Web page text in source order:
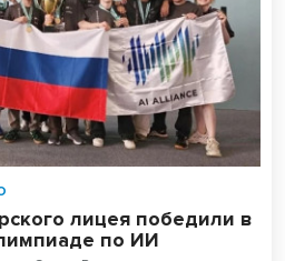
лицея победили в
по ИИ